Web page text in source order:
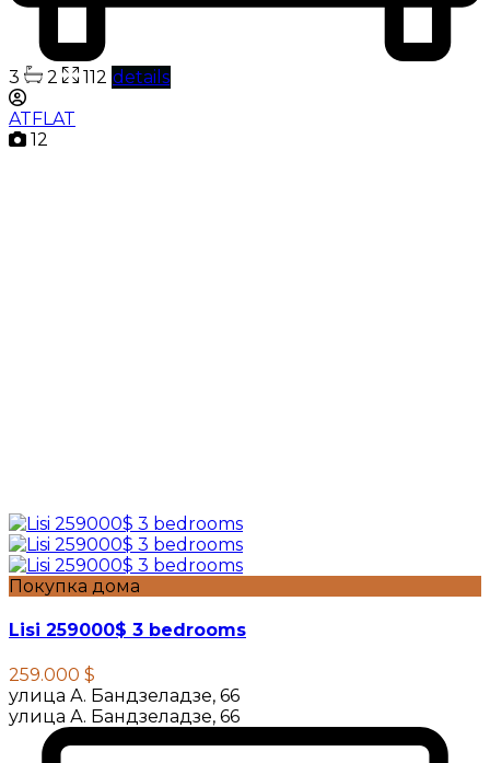
3 2 112 details
ATFLAT
12
Покупка дома
Lisi 259000$ 3 bedrooms
259.000 $
улица А. Бандзеладзе, 66
улица А. Бандзеладзе, 66